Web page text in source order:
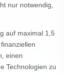
nur notwendig,
auf maximal 1,5
einen
Technologien zu